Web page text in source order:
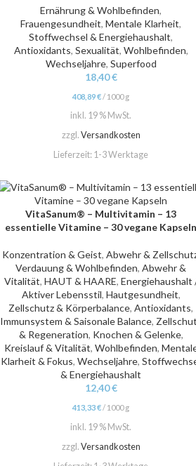
Ernährung & Wohlbefinden,
Frauengesundheit,Mentale Klarheit,
Stoffwechsel & Energiehaushalt,
Antioxidants, Sexualität, Wohlbefinden,
Wechseljahre, Superfood
18,40€
408,89€/ 1000 g
inkl. 19 % MwSt.
zzgl. Versandkosten
Lieferzeit: 1-3 Werktage
IN DEN WARENKORB
VitaSanum® – Multivitamin – 13
essentielle Vitamine – 30 vegane Kapseln
Konzentration & Geist, Abwehr &
Verdauung & Wohlbefinden,Abwehr &
Vitalität, HAUT & HAARE, Energiehaushalt
Aktiver Lebensstil, Hautgesundheit,
Zellschutz & Körperbalance,Antioxidants,
Immunsystem & Saisonale Balance,
& Regeneration, Knochen & Gelenke,
Kreislauf & Vitalität, Wohlbefinden,
Klarheit & Fokus,Wechseljahre,
& Energiehaushalt
12,40€
413,33€/ 1000 g
inkl. 19 % MwSt.
zzgl. Versandkosten